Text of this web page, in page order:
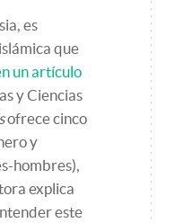
es
que
un artículo
y Ciencias
ofrece cinco
y
hombres),
explica
este